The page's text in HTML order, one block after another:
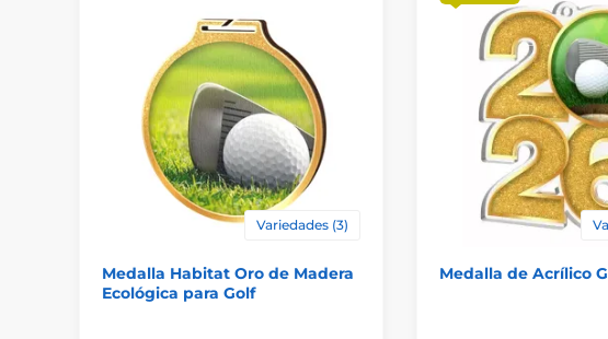
Variedades (3)
Medalla Habitat Oro de Madera
Ecológica para Golf
Medalla de Acrílico